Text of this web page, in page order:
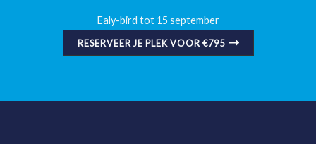
Ealy-bird tot 15 september
RESERVEER JE PLEK VOOR €795